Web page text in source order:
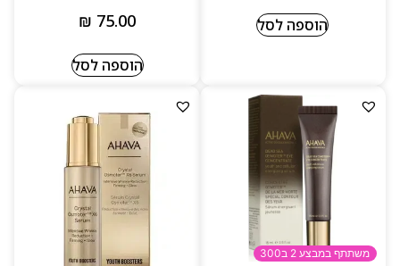
הוספה לסל ₪ 75.00
הוספה לסל
משתתף במבצע 2 ב300